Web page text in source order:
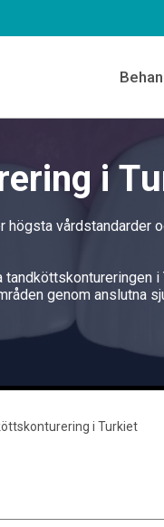
i
vårdstandarder
genom anslutna
i Turkiet